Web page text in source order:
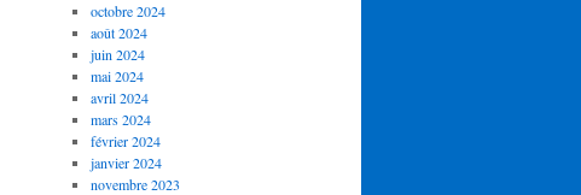
octobre 2024
août 2024
juin 2024
mai 2024
avril 2024
mars 2024
février 2024
janvier 2024
novembre 2023